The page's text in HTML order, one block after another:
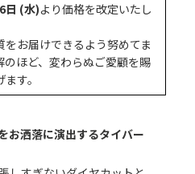
日 (水)より価格を改定いたし
お届けできるよう努めてま
ほど、変わらぬご愛顧を賜
す。
お洒落に演出するタイバー